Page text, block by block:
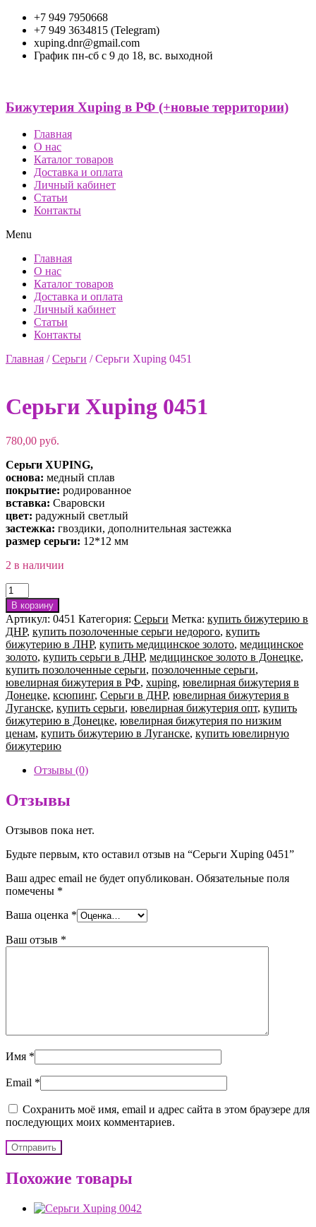
+7 949 7950668
+7 949 3634815 (Telegram)
xuping.dnr@gmail.com
График пн-сб с 9 до 18, вс. выходной
Бижутерия Xuping в РФ (+новые территории)
Главная
О нас
Каталог товаров
Доставка и оплата
Личный кабинет
Статьи
Контакты
Menu
Главная
О нас
Каталог товаров
Доставка и оплата
Личный кабинет
Статьи
Контакты
Главная /Серьги /Серьги Xuping 0451
Серьги Xuping 0451
780,00 руб.
Серьги XUPING,
основа: медный сплав
покрытие: родированное
вставка: Сваровски
цвет: радужный светлый
застежка: гвоздики, дополнительная застежка
размер серьги: 12*12 мм
2 в наличии
Количество
товара
Серьги
Xuping
0451
В корзину
Артикул: 0451 Категория: Серьги Метка: купить бижутерию в
ДНР, купить позолоченные серьги недорого, купить
бижутерию в ЛНР, купить медицинское золото, медицинское
золото, купить серьги в ДНР, медицинское золото в Донецке,
купить позолоченные серьги, позолоченные серьги,
ювелирная бижутерия в РФ, xuping, ювелирная бижутерия в
Донецке, ксюпинг, Серьги в ДНР, ювелирная бижутерия в
Луганске, купить серьги, ювелирная бижутерия опт, купить
бижутерию в Донецке, ювелирная бижутерия по низким
ценам, купить бижутерию в Луганске, купить ювелирную
бижутерию
Отзывы (0)
Отзывы
Отзывов пока нет.
Будьте первым, кто оставил отзыв на “Серьги Xuping 0451”
Ваш адрес email не будет опубликован. Обязательные поля
помечены *
Ваша оценка *
Ваш отзыв *
Имя *
Email *
Сохранить моё имя, email и адрес сайта в этом браузере для
последующих моих комментариев.
Похожие товары